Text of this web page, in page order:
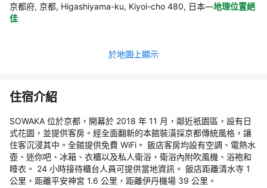
京都府, 京都, Higashiyama-ku, Kiyoi-cho 480, 日本—地理位置絕
佳
於地圖上顯示
住宿介紹
SOWAKA 位於京都，開幕於 2018 年 11 月，鄰近祇園區，設有日
式花園，並提供客房。經全面翻新的本館裝潢採京都傳統風格，讓
住客沉浸其中。全館提供免費 WiFi。 飯店客房均設有空調、電熱水
壺、迷你吧、冰箱、衣櫃以及私人衛浴，衛浴內附吹風機、浴袍和
睡衣。 24 小時接待櫃台人員可提供當地資訊。 飯店距離清水寺 1
公里，距離平安神宮 1.6 公里，距離伊丹機場 39 公里。